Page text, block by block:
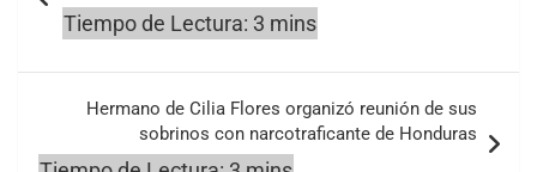
entradas
Hermano de Cilia Flores organizó reunión de sus
sobrinos con narcotraficante de Honduras